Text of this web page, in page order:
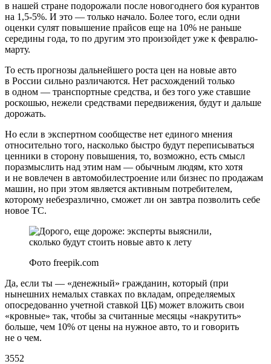
в нашей стране подорожали после новогоднего боя курантов
на 1,5-5%. И это — только начало. Более того, если одни
оценки сулят повышение прайсов еще на 10% не раньше
середины года, то по другим это произойдет уже к февралю-
марту.
То есть прогнозы дальнейшего роста цен на новые авто
в России сильно различаются. Нет расхождений только
в одном — транспортные средства, и без того уже ставшие
роскошью, нежели средствами передвижения, будут и дальше
дорожать.
Но если в экспертном сообществе нет единого мнения
относительно того, насколько быстро будут переписываться
ценники в сторону повышения, то, возможно, есть смысл
поразмыслить над этим нам — обычным людям, кто хотя
и не вовлечен в автомобилестроение или бизнес по продажам
машин, но при этом является активным потребителем,
которому небезразлично, сможет ли он завтра позволить себе
новое ТС.
Фото freepik.com
Да, если ты — «денежный» гражданин, который (при
нынешних немалых ставках по вкладам, определяемых
опосредованно учетной ставкой ЦБ) может вложить свои
«кровные» так, чтобы за считанные месяцы «накрутить»
больше, чем 10% от цены на нужное авто, то и говорить
не о чем.
3552